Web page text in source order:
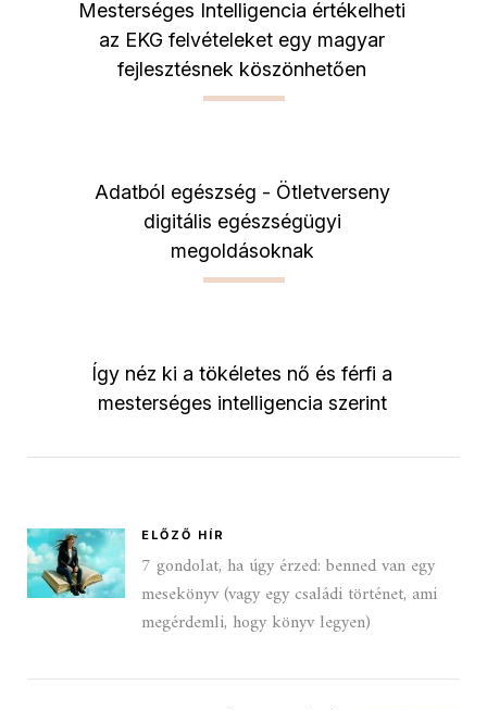
Mesterséges Intelligencia értékelheti
az EKG felvételeket egy magyar
fejlesztésnek köszönhetően
Adatból egészség - Ötletverseny
digitális egészségügyi
megoldásoknak
Így néz ki a tökéletes nő és férfi a
mesterséges intelligencia szerint
ELŐZŐ HÍR
7 gondolat, ha úgy érzed: benned van egy
mesekönyv (vagy egy családi történet, ami
megérdemli, hogy könyv legyen)